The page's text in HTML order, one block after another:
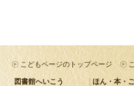
こどもページのトップページ
図書館へいこう ほん・本・